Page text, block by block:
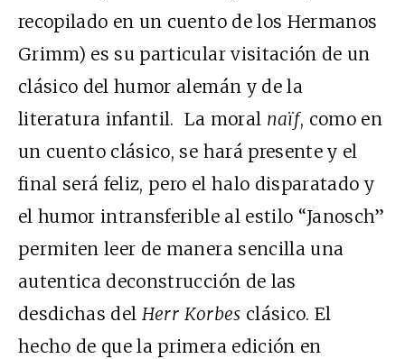
recopilado en un cuento de los Hermanos
Grimm) es su particular visitación de un
clásico del humor alemán y de la
literatura infantil. La moral naïf, como en
un cuento clásico, se hará presente y el
final será feliz, pero el halo disparatado y
el humor intransferible al estilo “Janosch”
permiten leer de manera sencilla una
autentica deconstrucción de las
desdichas del Herr Korbes clásico. El
hecho de que la primera edición en